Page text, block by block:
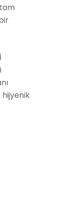
hijyenik